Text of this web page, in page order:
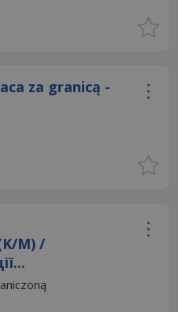
za granicą -
M) /